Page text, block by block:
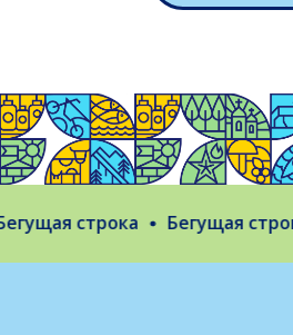
строка Бегущая строка